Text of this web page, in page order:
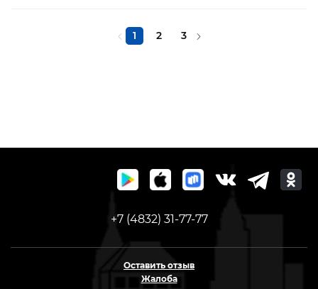
1 2 3
+7 (4832) 31-77-77
Оставить отзыв
Жалоба